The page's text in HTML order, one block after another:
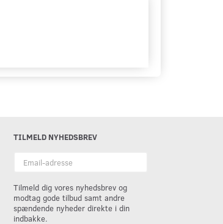
TILMELD NYHEDSBREV
adresse
Tilmeld dig vores nyhedsbrev og
modtag gode tilbud samt andre
spændende nyheder direkte i din
indbakke.